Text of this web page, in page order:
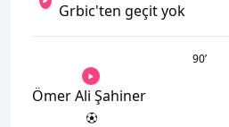
Grbic'ten geçit yok
90’
Ömer Ali Şahiner